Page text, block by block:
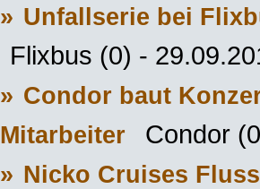
» Unfallserie bei
Flixbus (0) -
» Condor baut
Mitarbeiter
Condor
» Nicko Cruises